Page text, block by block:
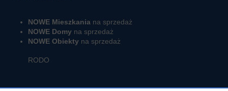
NOWE Mieszkania na sprzedaż
NOWE Domy na sprzedaż
NOWE Obiekty na sprzedaż
RODO